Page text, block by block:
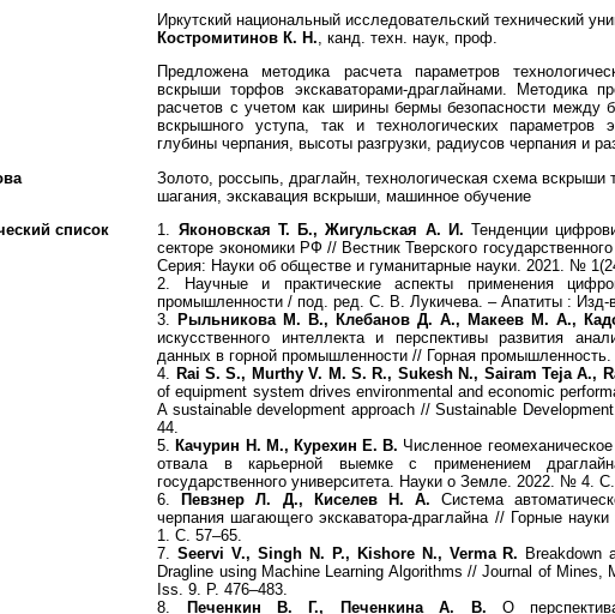
Иркутский национальный исследовательский технический
Костромитинов К. Н., канд. техн. наук, проф.
Предложена методика расчета параметров
вскрыши торфов экскаваторами-драглайнами. Методика
расчетов с учетом как ширины бермы безопасности между
вскрышного уступа, так и технологических параметров
глубины черпания, высоты разгрузки, радиусов черпания и
Золото, россыпь, драглайн, технологическая схема вскрыши
шагания, экскавация вскрыши, машинное обучение
список
1. Яконовская Т. Б., Жигульская А. И. Тенденции
секторе экономики РФ // Вестник Тверского государственного
Серия: Науки об обществе и гуманитарные науки. 2021. №
2. Научные и практические аспекты применения
промышленности / под. ред. С. В. Лукичева. – Апатиты :
3.
Рыльникова М. В., Клебанов Д. А., Макеев М. А.,
искусственного интеллекта и перспективы развития
данных в горной промышленности // Горная
4. Rai S. S., Murthy V. M. S. R., Sukesh N., Sairam Teja A.,
of equipment system drives environmental and economic
A sustainable development approach // Sustainable
44.
5.Качурин Н. М., Курехин Е. В. Численное
отвала в карьерной выемке с применением
государственного университета. Науки о Земле. 2022. № 4. С.
6.Певзнер Л. Д., Киселев Н. А. Система
черпания шагающего экскаватора-драглайна // Горные
1. С. 57–65.
7.Seervi V., Singh N. P., Kishore N., Verma R. Breakdown
Dragline using Machine Learning Algorithms // Journal of Mines,
Iss. 9. P. 476–483.
8. Печенкин В. Г., Печенкина А. В. О